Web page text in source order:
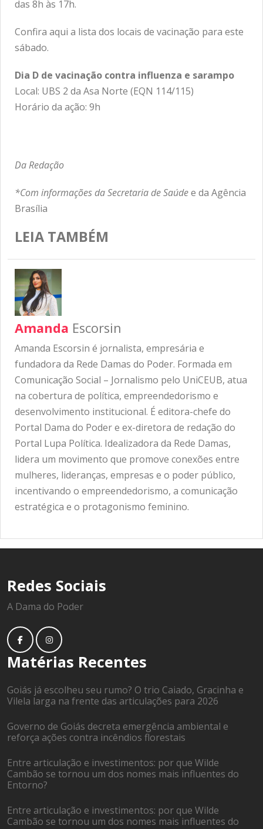
das 8h às 17h.
Confira aqui a lista dos locais de vacinação para este
sábado.
Dia D de vacinação contra influenza e sarampo
Local: UBS 2 da Asa Norte (EQN 114/115)
Horário da ação: 9h
Da Redação
*Com informações da Secretaria de Saúdee da Agência
Brasília
LEIA TAMBÉM
Amanda Escorsin
Amanda Escorsin é jornalista, empresária e
fundadora da Rede Damas do Poder. Formada em
Comunicação Social – Jornalismo pelo UniCEUB, atua
na cobertura de política, empreendedorismo e
desenvolvimento institucional. É editora-chefe do
Portal Dama do Poder e ex-diretora de redação do
Portal Lupa Política. Idealizadora da Rede Damas,
lidera um movimento que promove conexões entre
mulheres, lideranças, empresas e o poder público,
incentivando o empreendedorismo, a comunicação
estratégica e o protagonismo feminino.
Redes Sociais
A Dama do Poder
Matérias Recentes
Goiás já escolheu seu rumo? O trio Caiado, Gracinha e
Vilela larga na frente das articulações para 2026
Governo de Goiás decreta emergência ambiental e
reforça ações contra incêndios florestais
Entre articulação e investimentos: por que Wilde
Cambão se tornou um dos nomes mais influentes do
Entorno?
Entre articulação e investimentos: por que Wilde
Cambão se tornou um dos nomes mais influentes do